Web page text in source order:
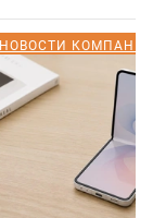
НОВОСТИ